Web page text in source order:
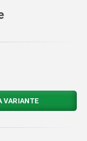
VARIANTE